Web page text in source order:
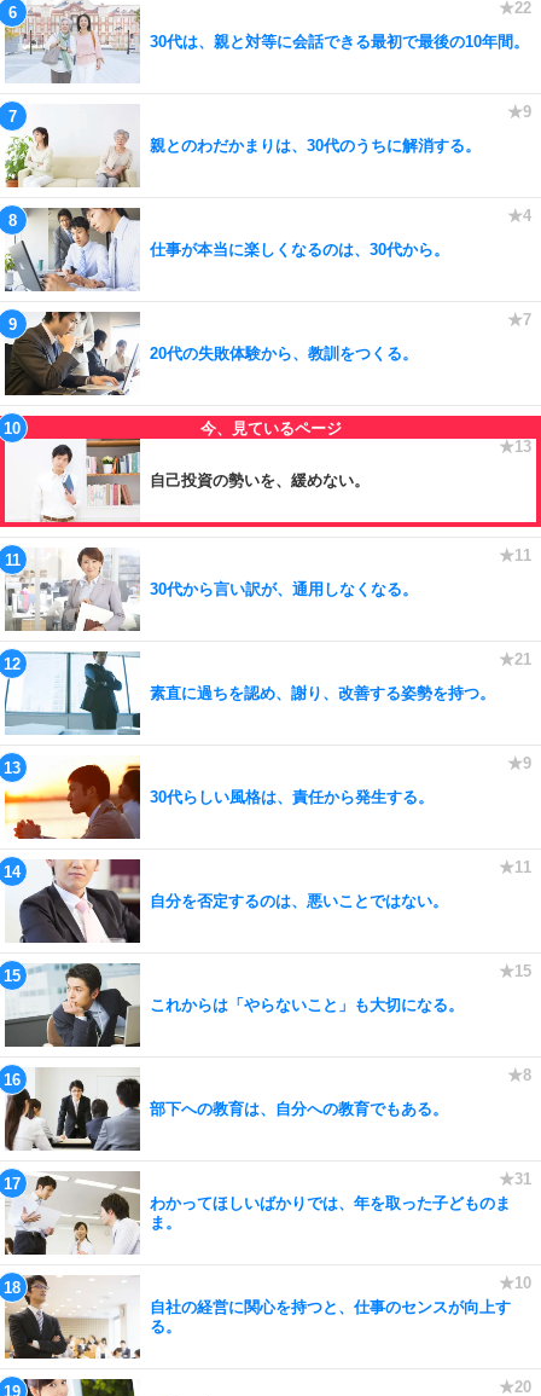
30代は、親と対等に会話できる最初で最後の10年間。
親とのわだかまりは、30代のうちに解消する。
仕事が本当に楽しくなるのは、30代から。
20代の失敗体験から、教訓をつくる。
自己投資の勢いを、緩めない。
30代から言い訳が、通用しなくなる。
素直に過ちを認め、謝り、改善する姿勢を持つ。
30代らしい風格は、責任から発生する。
自分を否定するのは、悪いことではない。
これからは「やらないこと」も大切になる。
部下への教育は、自分への教育でもある。
わかってほしいばかりでは、年を取った子どものま
ま。
自社の経営に関心を持つと、仕事のセンスが向上す
る。